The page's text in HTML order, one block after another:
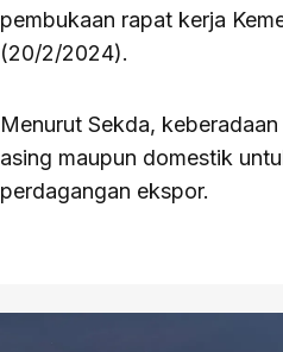
pembukaan rapat kerja
(20/2/2024).
Menurut Sekda,
asing maupun domestik
perdagangan ekspor.